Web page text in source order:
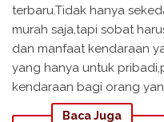
terbaru.Tidak hanya
murah saja,tapi sobat
dan manfaat kendaraan
yang hanya untuk
kendaraan bagi orang
Baca Juga